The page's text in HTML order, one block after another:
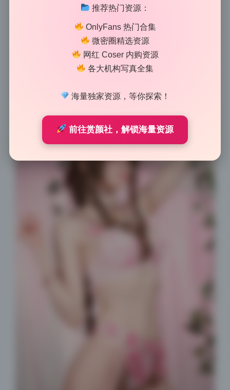
如果你是刚入门的人像摄影爱好者，这套图很值得反复
看，里面有很多可以学的小技巧。Peachmilky的这期作
品，我自己翻完后第一个想聊的亮点是构图里对环境线
条的运用。她经常把模特放在楼梯扶手、窗框或者柱子
旁边，让这些线条斜着穿过画面，或者形成自然的框。
只要你在拍摄时多观察周围的建筑结构，找到一条延伸
推荐热门资源：
OnlyFans 热门合集
微密圈精选资源
网红 Coser 内购资源
各大机构写真全集
海量独家资源，等你探索！
前往赏颜社，解锁海量资源